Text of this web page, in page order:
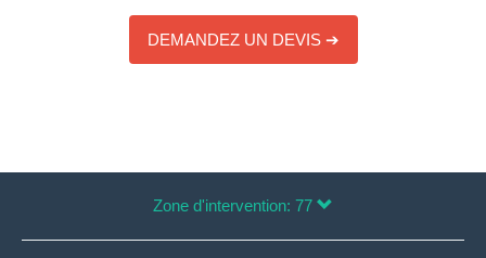
DEMANDEZ UN DEVIS ➔
Zone d'intervention: 77